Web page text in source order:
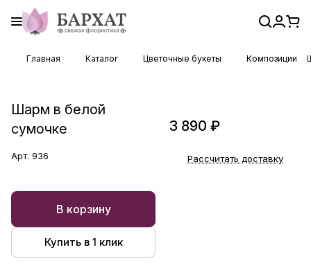
Главная Каталог Цветочные букеты Композиции
Шарм в белой
сумочке
Арт. 936
В корзину
Купить в 1 клик
3 890 ₽
Рассчитать доставку